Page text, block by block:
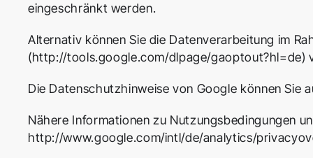
eingeschränkt werden.
Alternativ können Sie die Datenverarbeitung im
(http://tools.google.com/dlpage/gaoptout?hl=de)
Die Datenschutzhinweise von Google können Sie
Nähere Informationen zu Nutzungsbedingungen
http://www.google.com/intl/de/analytics/